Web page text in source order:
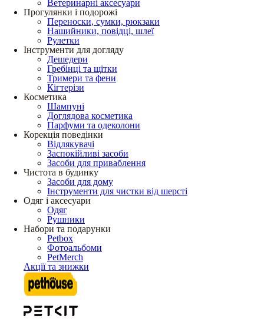
Ветеринарні аксесуари
Прогулянки і подорожі
Переноски, сумки, рюкзаки
Нашийники, повідці, шлеї
Рулетки
Інструменти для догляду
Дешедери
Гребінці та щітки
Тримери та фени
Кігтерізи
Косметика
Шампуні
Доглядова косметика
Парфуми та одеколони
Корекція поведінки
Відлякувачі
Заспокійливі засоби
Засоби для приваблення
Чистота в будинку
Засоби для дому
Інструменти для чистки від шерсті
Одяг і аксесуари
Одяг
Рушники
Набори та подарунки
Petbox
Фотоальбоми
PetMerch
Акції та знижки